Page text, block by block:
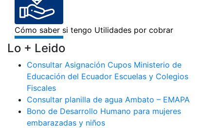
Lo + Leido
Consultar Asignación Cupos Ministerio de
Educación del Ecuador Escuelas y Colegios
Fiscales
Consultar planilla de agua Ambato – EMAPA
Bono de Desarrollo Humano para mujeres
embarazadas y niños